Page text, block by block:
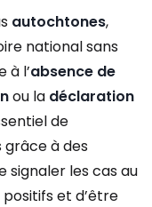
autochtones,
national sans
à l’absence de
ou la déclaration
de
à des
signaler les cas au
et d’être